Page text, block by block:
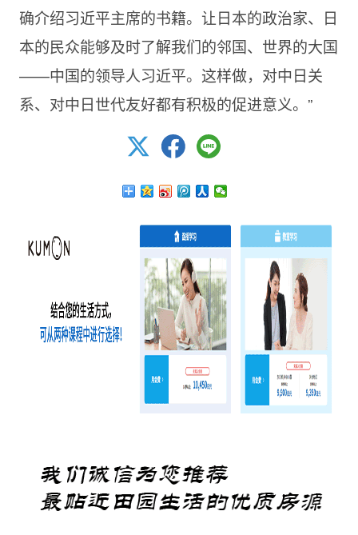
确介绍习近平主席的书籍。让日本的政治家、日
本的民众能够及时了解我们的邻国、世界的大国
——中国的领导人习近平。这样做，对中日关
系、对中日世代友好都有积极的促进意义。”